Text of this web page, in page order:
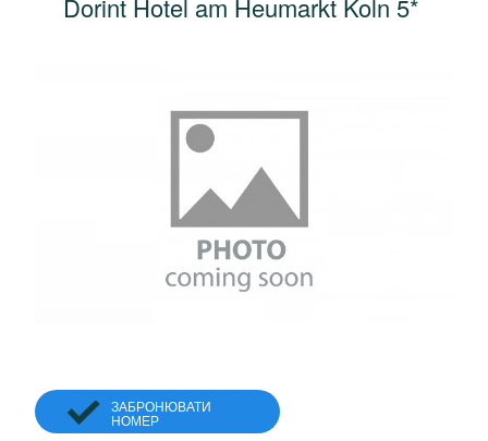
Dorint Hotel am Heumarkt Koln 5*
ЗАБРОНЮВАТИ
НОМЕР